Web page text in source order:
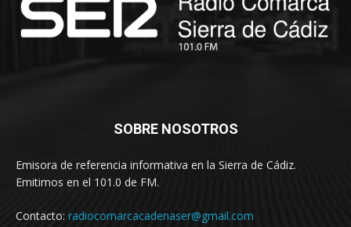
SOBRE NOSOTROS
Emisora de referencia informativa en la Sierra de Cádiz.
Emitimos en el 101.0 de FM.
Contacto: radiocomarcacadenaser@gmail.com